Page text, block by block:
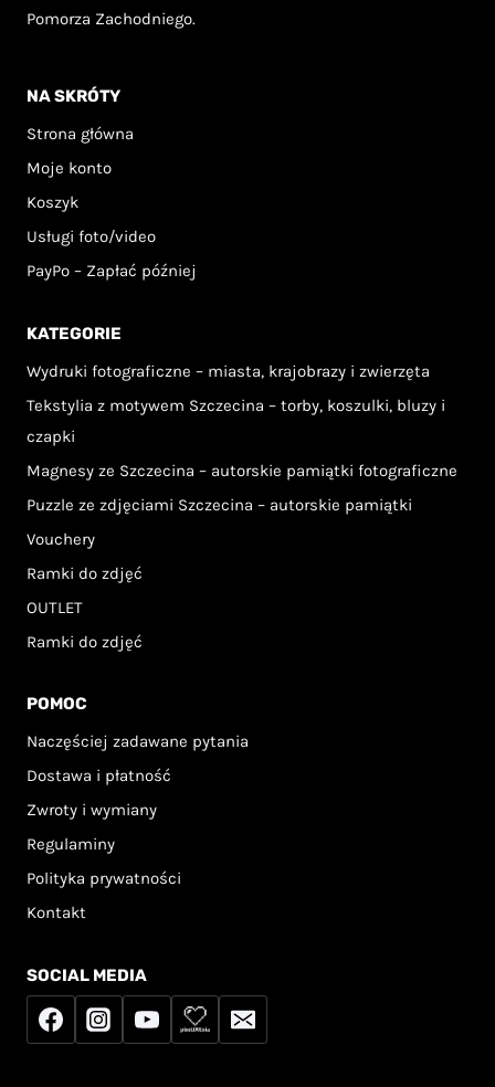
wybrać
stronie
Pomorza Zachodniego.
NA SKRÓTY
Strona główna
Moje konto
Koszyk
Usługi foto/video
PayPo – Zapłać później
KATEGORIE
Wydruki fotograficzne – miasta, krajobrazy i zwierzęta
Tekstylia z motywem Szczecina – torby, koszulki, bluzy i
czapki
Magnesy ze Szczecina – autorskie pamiątki fotograficzne
Puzzle ze zdjęciami Szczecina – autorskie pamiątki
Vouchery
Ramki do zdjęć
OUTLET
Ramki do zdjęć
POMOC
Naczęściej zadawane pytania
Dostawa i płatność
Zwroty i wymiany
Regulaminy
Polityka prywatności
Kontakt
SOCIAL MEDIA